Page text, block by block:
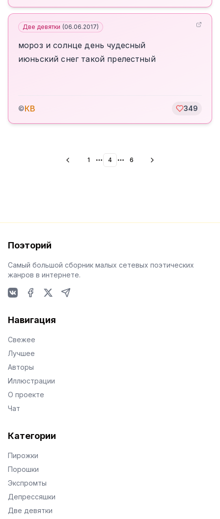
Две девятки (06.06.2017)
мороз и солнце день чудесный
июньский снег такой прелестный
©КВ 349
1 More pages
4 More pages
6
Поэторий
Самый большой сборник малых сетевых поэтических
жанров в интернете.
Навигация
Свежее
Лучшее
Авторы
Иллюстрации
О проекте
Чат
Категории
Пирожки
Порошки
Экспромты
Депрессяшки
Две девятки